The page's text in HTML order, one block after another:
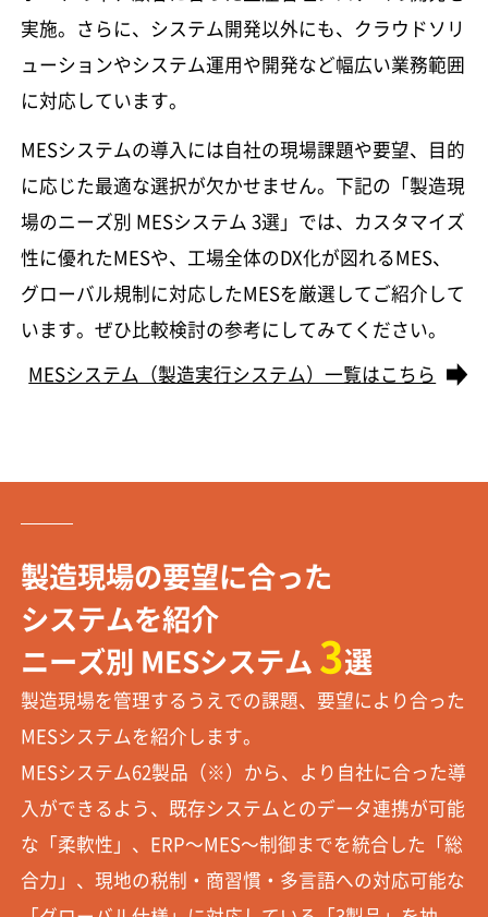
実施。さらに、システム開発以外にも、クラウドソリ
ューションやシステム運用や開発など幅広い業務範囲
に対応しています。
MESシステムの導入には自社の現場課題や要望、目的
に応じた最適な選択が欠かせません。下記の「製造現
場のニーズ別 MESシステム 3選」では、カスタマイズ
性に優れたMESや、工場全体のDX化が図れるMES、
グローバル規制に対応したMESを厳選してご紹介して
います。ぜひ比較検討の参考にしてみてください。
MESシステム（製造実行システム）一覧はこちら
製造現場の要望に合った
システムを紹介
ニーズ別 MESシステム 3選
製造現場を管理するうえでの課題、要望により合った
MESシステムを紹介します。
MESシステム62製品（※）から、より自社に合った導
入ができるよう、既存システムとのデータ連携が可能
な「柔軟性」、ERP～MES～制御までを統合した「総
合力」、現地の税制・商習慣・多言語への対応可能な